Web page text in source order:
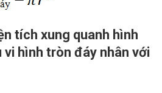
tích xung quanh hình
hình tròn đáy nhân với